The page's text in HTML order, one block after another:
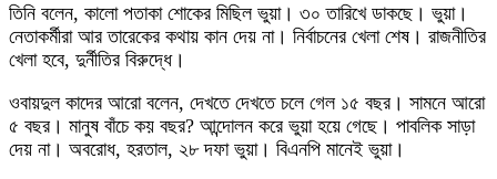
তিনি বলেন, কালো পতাকা শোকের মিছিল ভুয়া। ৩০ তারিখে ডাকছে। ভুয়া।
নেতাকর্মীরা আর তারেকের কথায় কান দেয় না। নির্বাচনের খেলা শেষ। রাজনীতির
খেলা হবে, দুর্নীতির বিরুদ্ধে।
ওবায়দুল কাদের আরো বলেন, দেখতে দেখতে চলে গেল ১৫ বছর। সামনে আরো
৫ বছর। মানুষ বাঁচে কয় বছর? আন্দোলন করে ভুয়া হয়ে গেছে। পাবলিক সাড়া
দেয় না। অবরোধ, হরতাল, ২৮ দফা ভুয়া। বিএনপি মানেই ভুয়া।